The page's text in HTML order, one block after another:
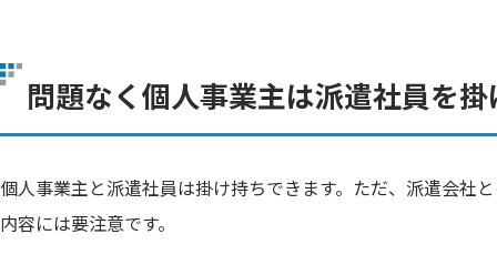
問題なく個人事業主は派遣社員を
個人事業主と派遣社員は掛け持ちできます。ただ、派遣会社
内容には要注意です。